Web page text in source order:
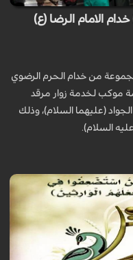
الامام الرضا (ع)
من خدام الحرم الرضوي
موكب لخدمة زوار مرقد
(عليهما السلام)، وذلك
السلام).